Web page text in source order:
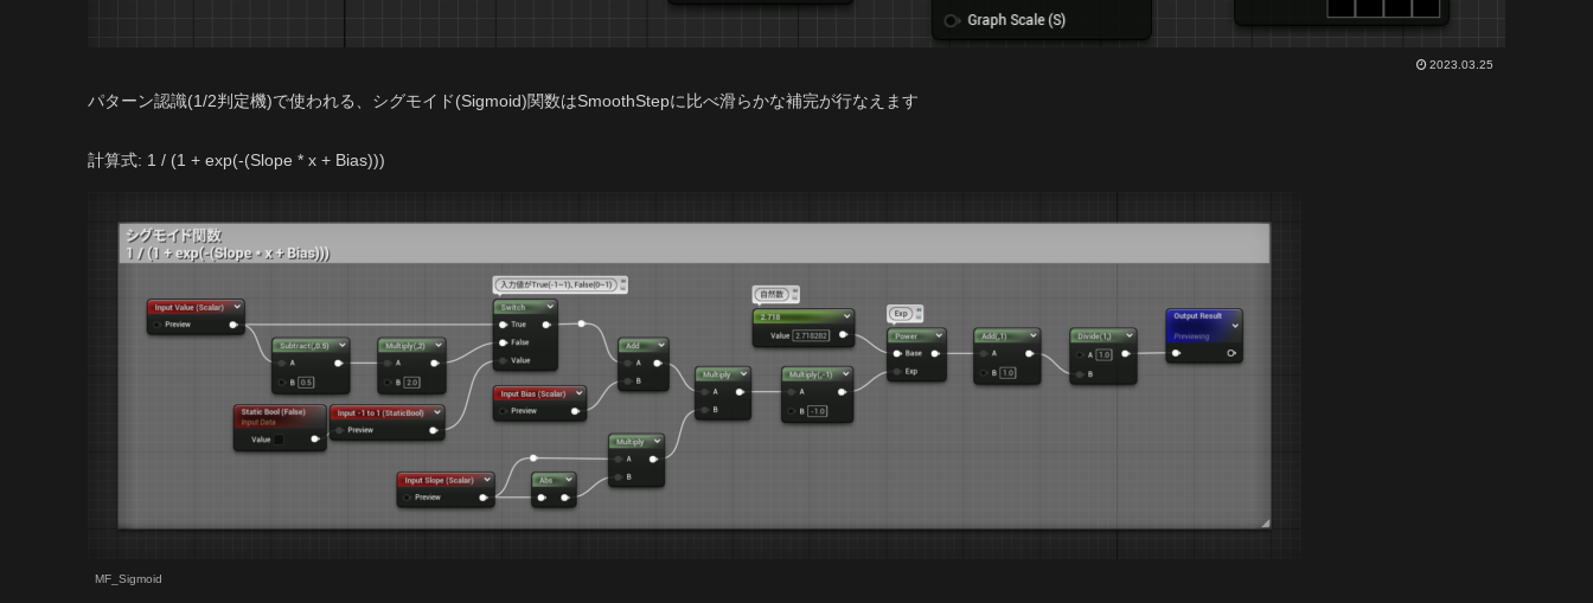
2023.03.25
パターン認識(1/2判定機)で使われる、シグモイド(Sigmoid)関数はSmoothStepに比べ滑らかな補完が行なえます
計算式: 1 / (1 + exp(-(Slope * x + Bias)))
MF_Sigmoid